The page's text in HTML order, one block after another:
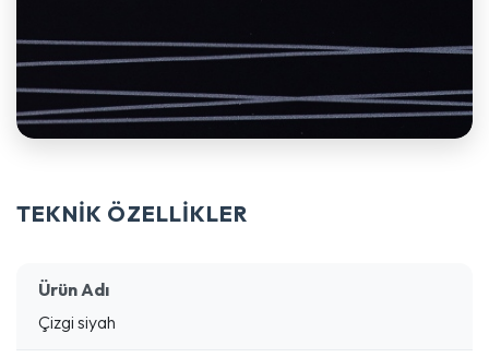
TEKNİK ÖZELLİKLER
Ürün Adı
Çizgi siyah